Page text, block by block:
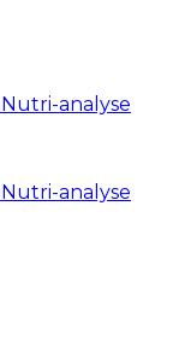
Nutri-analyse
Nutri-analyse